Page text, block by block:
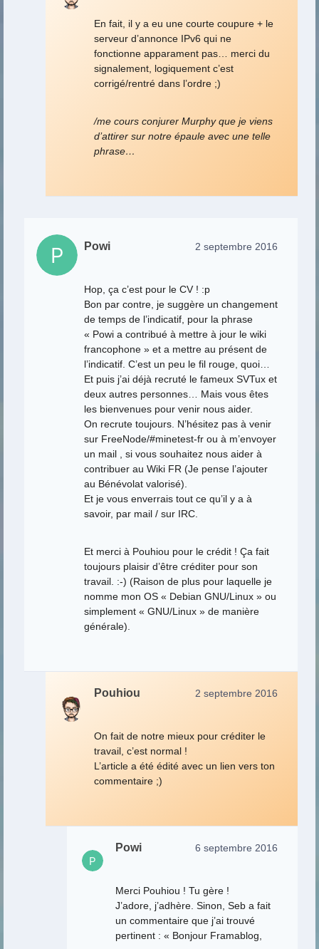
En fait, il y a eu une courte coupure + le
serveur d’annonce IPv6 qui ne
fonctionne apparament pas… merci du
signalement, logiquement c’est
corrigé/rentré dans l’ordre ;)
/me cours conjurer Murphy que je viens
d’attirer sur notre épaule avec une telle
phrase…
Powi 2 septembre 2016
Hop, ça c’est pour le CV ! :p
Bon par contre, je suggère un changement
de temps de l’indicatif, pour la phrase
« Powi a contribué à mettre à jour le wiki
francophone » et a mettre au présent de
l’indicatif. C’est un peu le fil rouge, quoi…
Et puis j’ai déjà recruté le fameux SVTux et
deux autres personnes… Mais vous êtes
les bienvenues pour venir nous aider.
On recrute toujours. N’hésitez pas à venir
sur FreeNode/#minetest-fr ou à m’envoyer
un mail , si vous souhaitez nous aider à
contribuer au Wiki FR (Je pense l’ajouter
au Bénévolat valorisé).
Et je vous enverrais tout ce qu’il y a à
savoir, par mail / sur IRC.
Et merci à Pouhiou pour le crédit ! Ça fait
toujours plaisir d’être créditer pour son
travail. :-) (Raison de plus pour laquelle je
nomme mon OS « Debian GNU/Linux » ou
simplement « GNU/Linux » de manière
générale).
Pouhiou 2 septembre 2016
On fait de notre mieux pour créditer le
travail, c’est normal !
L’article a été édité avec un lien vers ton
commentaire ;)
Powi 6 septembre 2016
Merci Pouhiou ! Tu gère !
J’adore, j’adhère. Sinon, Seb a fait
un commentaire que j’ai trouvé
pertinent : « Bonjour Framablog,